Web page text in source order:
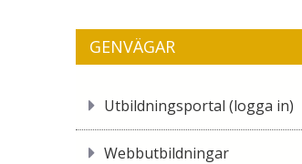
GENVÄGAR
Utbildningsportal (logga in)
Webbutbildningar